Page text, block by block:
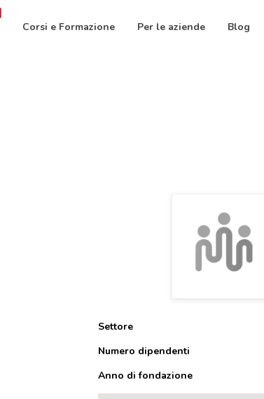
Corsi e Formazione Per le aziende Blog
Settore
Numero dipendenti
Anno di fondazione